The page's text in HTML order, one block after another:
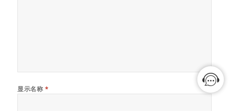
显示名称 *